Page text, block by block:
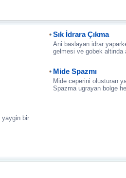
Sık İdrara Çıkma
Ani baslayan idrar
gelmesi ve gobek altinda
Mide Spazmı
Mide ceperini olusturan
Spazma ugrayan bolge
yaygin bir